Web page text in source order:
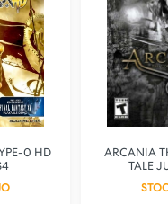
0 HD
ARCANIA
TALE